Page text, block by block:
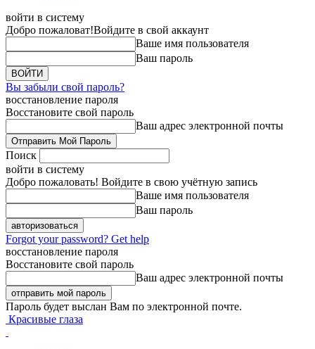
войти в систему
Добро пожаловат!Войдите в свой аккаунт
Ваше имя пользователя
Ваш пароль
Вы забыли свой пароль?
восстановление пароля
Восстановите свой пароль
Ваш адрес электронной почты
Поиск
войти в систему
Добро пожаловать! Войдите в свою учётную запись
Ваше имя пользователя
Ваш пароль
Forgot your password? Get help
восстановление пароля
Восстановите свой пароль
Ваш адрес электронной почты
Пароль будет выслан Вам по электронной почте.
Красивые глаза